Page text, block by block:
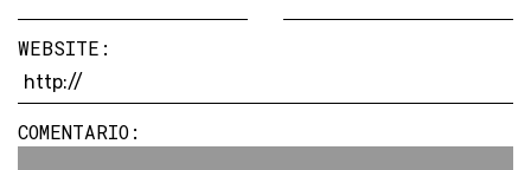
WEBSITE:
COMENTARIO: